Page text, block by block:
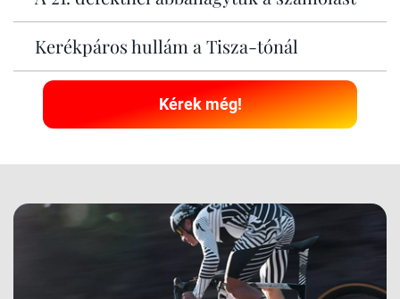
Kerékpáros hullám a Tisza-tónál
Kérek még!